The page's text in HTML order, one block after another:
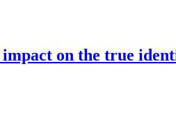
on the true